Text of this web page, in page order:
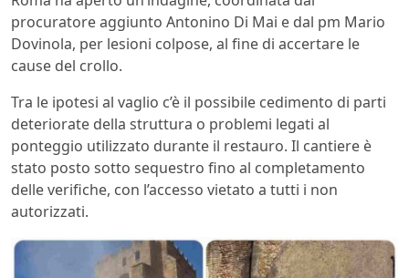
procuratore aggiunto Antonino Di Mai e dal pm Mario
Dovinola, per lesioni colpose, al fine di accertare le
cause del crollo.
Tra le ipotesi al vaglio c’è il possibile cedimento di parti
deteriorate della struttura o problemi legati al
ponteggio utilizzato durante il restauro. Il cantiere è
stato posto sotto sequestro fino al completamento
delle verifiche, con l’accesso vietato a tutti i non
autorizzati.